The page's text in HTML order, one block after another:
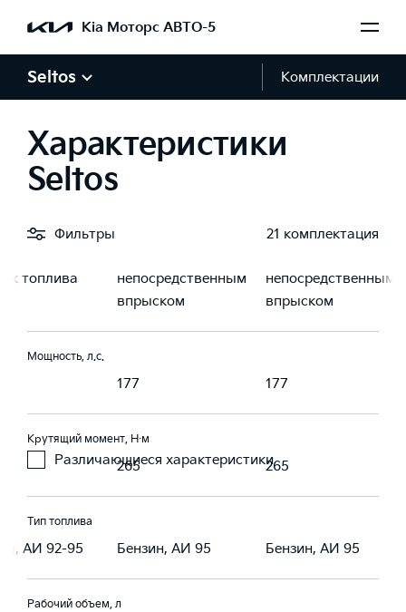
Kia Моторс АВТО-5
Seltos Комплектации
Характеристики
Seltos
Фильтры 21 комплектация
Различающиеся характеристики
190
Объём багажника, л
Двигатель и трансмиссия
топлива
непосредственным
впрыском
1.6 С
непосредственным
впрыском
Мощность, л.с.
177 177
Крутящий момент, Н·м
265 265
Тип топлива
АИ 92-95 Бензин, АИ 95 Бензин, АИ 95
Рабочий объем, л